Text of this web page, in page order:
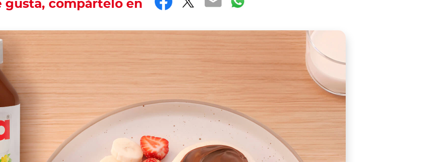
gusta, compártelo en